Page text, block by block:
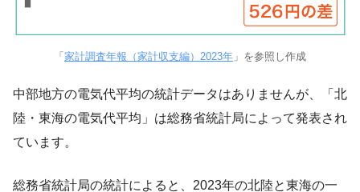
「 家計調査年報（家計収支編）2023年 」を参照し作成
中部地方の電気代平均の統計データはありませんが、「北
陸・東海の電気代平均」は総務省統計局によって発表され
ています。
総務省統計局の統計によると、2023年の北陸と東海の一